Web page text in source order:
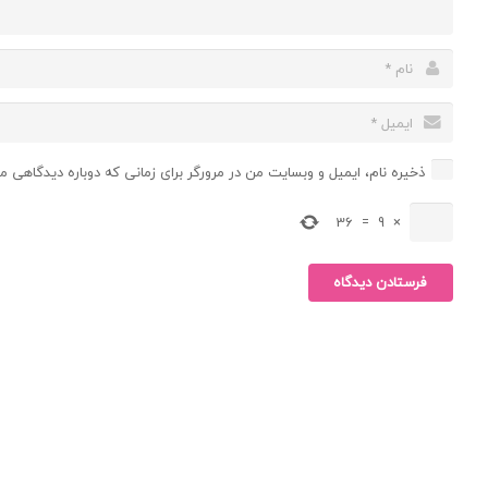
ذخیره نام، ایمیل و وبسایت من در مرورگر برای زمانی که دوباره
×
9
=
36
فرستادن دیدگاه